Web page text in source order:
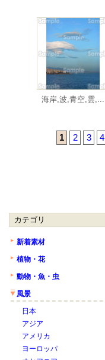
海岸,波,青空,雲,...
1 2 3 4
カテゴリ
新着素材
植物・花
動物・魚・虫
風景
日本
アジア
アメリカ
ヨーロッパ